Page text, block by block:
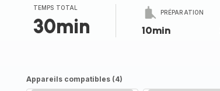
(moyenne)
TEMPS TOTAL
30min
PRÉPARATION
10min
Appareils compatibles (4)